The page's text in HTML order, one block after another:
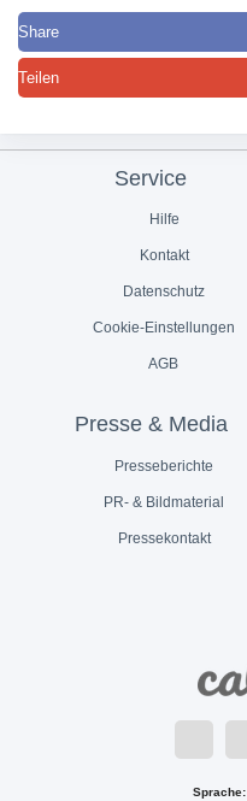
Share
Teilen
Service
Hilfe
Kontakt
Datenschutz
Cookie-Einstellungen
AGB
Presse & Media
Presseberichte
PR- & Bildmaterial
Pressekontakt
Sprache: